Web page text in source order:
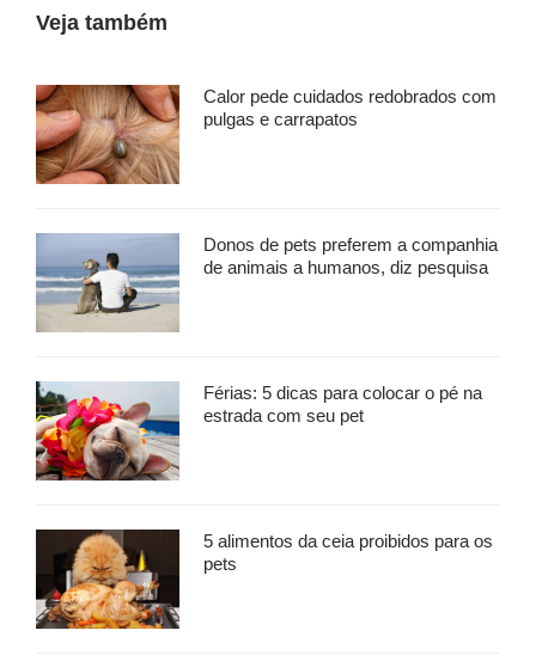
Veja também
Calor pede cuidados redobrados com
pulgas e carrapatos
Donos de pets preferem a companhia
de animais a humanos, diz pesquisa
Férias: 5 dicas para colocar o pé na
estrada com seu pet
5 alimentos da ceia proibidos para os
pets